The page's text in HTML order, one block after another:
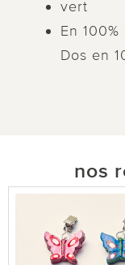
vert
En
Dos en
nos